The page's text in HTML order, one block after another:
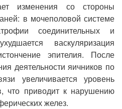
изменения со стороны
в мочеполовой системе
соединительных и
васкуляризация
эпителия. После
деятельности яичников по
увеличивается уровень
что приводит к нарушению
желез.